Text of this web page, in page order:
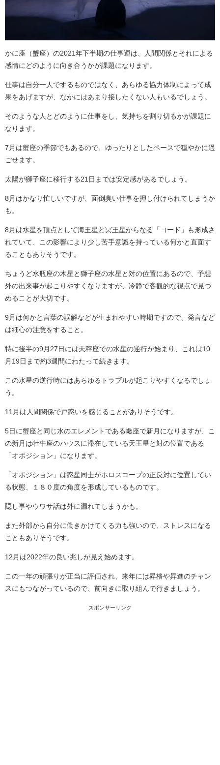
かに座（蟹座）の2021年下半期の仕事運は、人間関係とそれによる
感情にどのように向き合うかが課題になります。
仕事は自分一人でするものではなく、あらゆる協力体制によって成
果をあげますが、なかにはあまり接したくない人もいるでしょう。
そのような人とどのように仕事をし、気持ちを割り切るかが課題に
なります。
7月は蟹座の季節でもあるので、ゆったりとしたペースで穏やかに過
ごせます。
太陽が獅子座に移行する21日までは安定感があるでしょう。
8月はかなり忙しいですが、面倒臭い仕事を押し付けられてしまうか
も。
8月は水星を頂点として海王星と冥王星からなる「ヨード」も形成さ
れていて、この影響により少し苦手意識を持っている何かと直面す
ることもありそうです。
ちょうど水瓶座の木星と獅子座の水星と対の位置にあるので、予想
外の出来事が起こりやすくなりますが、冷静で客観的な視点で見つ
めることが大切です。
9月は何かと言葉の誤解などが生まれやすい時期ですので、発言など
は細心の注意をすること。
特に後半の9月27日には天秤座での水星の逆行が始まり、これは10
月19日まで約3週間にわたって続きます。
この水星の逆行時にはあらゆるトラブルが起こりやすくなるでしょ
う。
11月は人間関係で戸惑いを感じることがありそうです。
5日に蟹座と同じ水のエレメントである蠍座で新月になりますが、こ
の新月は牡牛座のハウスに滞在している天王星と対の位置である
「オポジション」になります。
「オポジション」は惑星同士がホロスコープの正反対に位置してい
る状態、１８０度の角度を形成しているものです。
隠し事やウワサ話は外に漏れてしまうかも。
また外部から自分に働きかけてくる力も強いので、ストレスになる
こともありそうです。
12月は2022年の良い兆しが見え始めます。
この一年の頑張りが正当に評価され、来年には昇格や昇進のチャン
スにもつながっているので、前向きに取り組んで行きましょう。
スポンサーリンク